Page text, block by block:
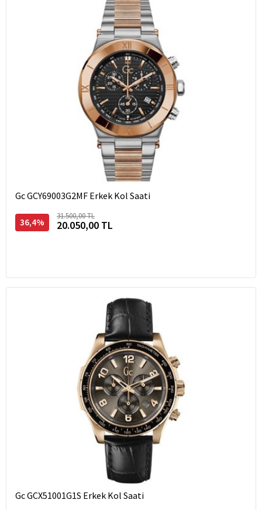
Gc GCY69003G2MF Erkek Kol Saati
36,4%
31.500,00 TL
20.050,00 TL
Gc GCX51001G1S Erkek Kol Saati